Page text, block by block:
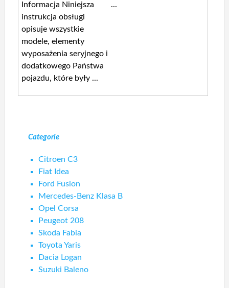
Informacja Niniejsza
instrukcja obsługi
opisuje wszystkie
modele, elementy
wyposażenia seryjnego i
dodatkowego Państwa
pojazdu, które były ...
...
Categorie
Citroen C3
Fiat Idea
Ford Fusion
Mercedes-Benz Klasa B
Opel Corsa
Peugeot 208
Skoda Fabia
Toyota Yaris
Dacia Logan
Suzuki Baleno